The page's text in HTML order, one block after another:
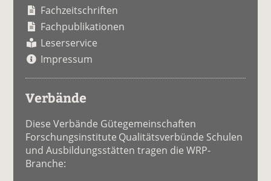
Fachzeitschriften
Fachpublikationen
Leserservice
Impressum
Verbände
Diese Verbände Gütegemeinschaften
Forschungsinstitute Qualitätsverbünde Schulen
und Ausbildungsstätten tragen die WRP-
Branche: